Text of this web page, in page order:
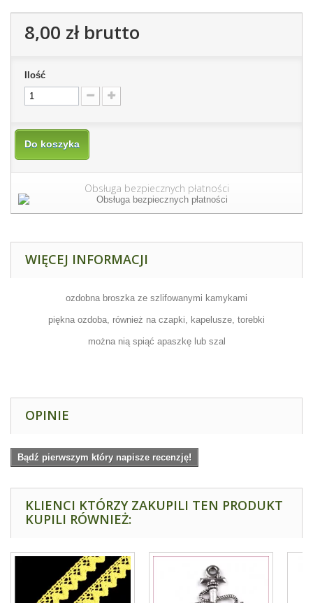
8,00 złbrutto
Ilość
Do koszyka
Obsługa bezpiecznych płatności
WIĘCEJ INFORMACJI
ozdobna broszka ze szlifowanymi kamykami
piękna ozdoba, również na czapki, kapelusze, torebki
można nią spiąć apaszkę lub szal
OPINIE
Bądź pierwszym który napisze recenzję!
KLIENCI KTÓRZY ZAKUPILI TEN PRODUKT
KUPILI RÓWNIEŻ: